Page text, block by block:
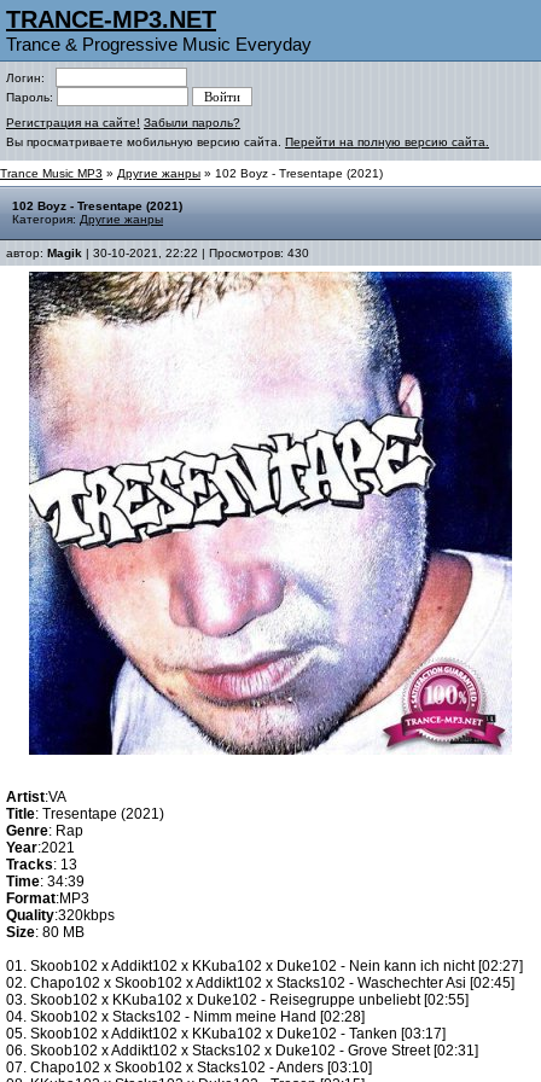
TRANCE-MP3.NET
Trance & Progressive Music Everyday
Логин:
Пароль:
Регистрация на сайте! Забыли пароль?
Вы просматриваете мобильную версию сайта. Перейти на полную версию сайта.
Trance Music MP3 » Другие жанры » 102 Boyz - Tresentape (2021)
102 Boyz - Tresentape (2021)
Категория: Другие жанры
автор: Magik | 30-10-2021, 22:22 | Просмотров: 430
Artist:VA
Title: Tresentape (2021)
Genre: Rap
Year:2021
Tracks: 13
Time: 34:39
Format:MP3
Quality:320kbps
Size: 80 MB
01. Skoob102 x Addikt102 x KKuba102 x Duke102 - Nein kann ich nicht [02:27]
02. Chapo102 x Skoob102 x Addikt102 x Stacks102 - Waschechter Asi [02:45]
03. Skoob102 x KKuba102 x Duke102 - Reisegruppe unbeliebt [02:55]
04. Skoob102 x Stacks102 - Nimm meine Hand [02:28]
05. Skoob102 x Addikt102 x KKuba102 x Duke102 - Tanken [03:17]
06. Skoob102 x Addikt102 x Stacks102 x Duke102 - Grove Street [02:31]
07. Chapo102 x Skoob102 x Stacks102 - Anders [03:10]